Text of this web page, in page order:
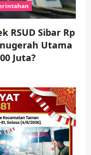
RSUD Sibar Rp
Utama
Juta?